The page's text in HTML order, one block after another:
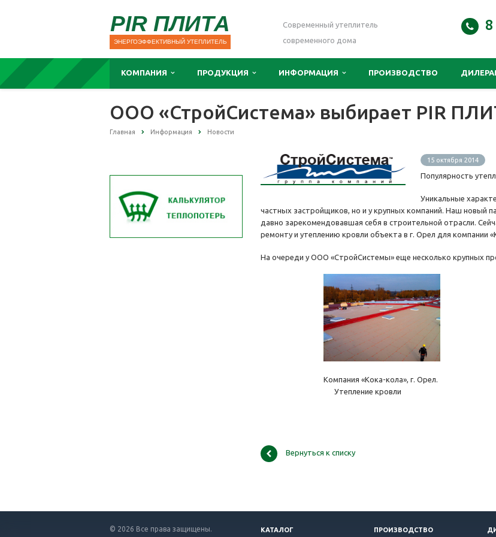
PIR ПЛИТА
ЭНЕРГОЭФФЕКТИВНЫЙ УТЕПЛИТЕЛЬ
Современный утеплитель
современного дома
КОМПАНИЯ ПРОДУКЦИЯ ИНФОРМАЦИЯ ПРОИЗВОДСТВО
ООО «СтройСистема» выбирает PIR
Главная Информация Новости
15 октября 2014
Популярность
Уникальные
частных застройщиков, но и у крупных компаний. Наш новый
давно зарекомендовавшая себя в строительной отрасли.
ремонту и утеплению кровли объекта в г. Орел для
На очереди у ООО «СтройСистемы» еще несколько крупных
Компания «Кока-кола», г. Орел.
Утепление кровли
Вернуться к списку
© 2026 Все права защищены. КАТАЛОГ ПРОИЗВОДСТВО